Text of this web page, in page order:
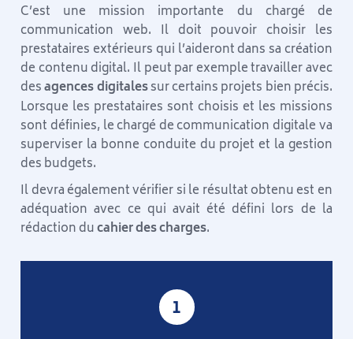
C’est une mission importante du chargé de
communication web. Il doit pouvoir choisir les
prestataires extérieurs qui l’aideront dans sa création
de contenu digital. Il peut par exemple travailler avec
desagences digitalessur certains projets bien précis.
Lorsque les prestataires sont choisis et les missions
sont définies, le chargé de communication digitale va
superviser la bonne conduite du projet et la gestion
des budgets.
Il devra également vérifier si le résultat obtenu est en
adéquation avec ce qui avait été défini lors de la
rédaction ducahier des charges.
1